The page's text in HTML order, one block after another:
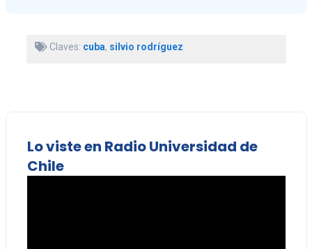
Claves: cuba, silvio rodríguez
Lo viste en Radio Universidad de
Chile